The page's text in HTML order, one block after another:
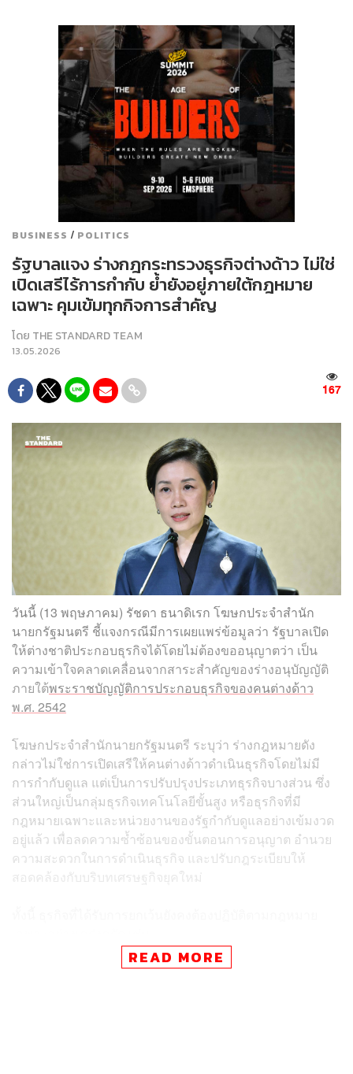
BUSINESS / POLITICS
รัฐบาลแจง ร่างกฎกระทรวงธุรกิจต่างด้าว ไม่ใช่
เปิดเสรีไร้การกำกับ ย้ำยังอยู่ภายใต้กฎหมาย
เฉพาะ คุมเข้มทุกกิจการสำคัญ
โดย THE STANDARD TEAM
13.05.2026
167
วันนี้ (13 พฤษภาคม) รัชดา ธนาดิเรก โฆษกประจำสำนัก
นายกรัฐมนตรี ชี้แจงกรณีมีการเผยแพร่ข้อมูลว่า รัฐบาลเปิด
ให้ต่างชาติประกอบธุรกิจได้โดยไม่ต้องขออนุญาตว่า เป็น
ความเข้าใจคลาดเคลื่อนจากสาระสำคัญของร่างอนุบัญญัติ
ภายใต้พระราชบัญญัติการประกอบธุรกิจของคนต่างด้าว
พ.ศ. 2542
โฆษกประจำสำนักนายกรัฐมนตรี ระบุว่า ร่างกฎหมายดัง
กล่าวไม่ใช่การเปิดเสรีให้คนต่างด้าวดำเนินธุรกิจโดยไม่มี
การกำกับดูแล แต่เป็นการปรับปรุงประเภทธุรกิจบางส่วน ซึ่ง
ส่วนใหญ่เป็นกลุ่มธุรกิจเทคโนโลยีขั้นสูง หรือธุรกิจที่มี
กฎหมายเฉพาะและหน่วยงานของรัฐกำกับดูแลอย่างเข้มงวด
อยู่แล้ว เพื่อลดความซ้ำซ้อนของขั้นตอนการอนุญาต อำนวย
ความสะดวกในการดำเนินธุรกิจ และปรับกฎระเบียบให้
สอดคล้องกับบริบทเศรษฐกิจยุคใหม่
ธุรกิจโทรคมนาคม อยู่ภายใต้การกำกับของสำนักงาน
READ MORE